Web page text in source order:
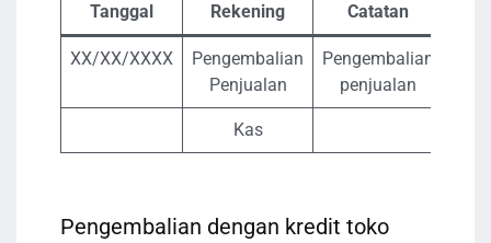
Tanggal Rekening Catatan
XX/XX/XXXX
Pengembalian
Penjualan
Pengembalian
penjualan
Kas
Pengembalian dengan kredit toko